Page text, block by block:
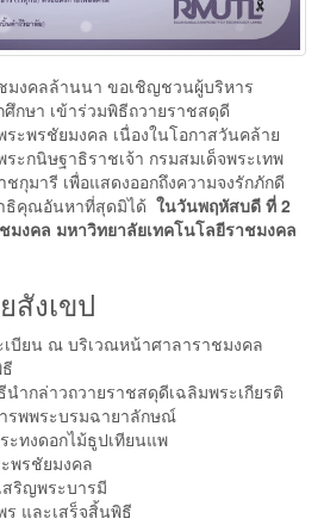
มงคลล้านนา ขอเชิญชวนผู้บริหาร
กษา เข้าร่วมพิธีถวายราชสดุดี
ระพรชัยมงคล เนื่องในโอกาสวันคล้าย
ะกนิษฐาธิราชเจ้า กรมสมเด็จพระเทพ
กุมารี เพื่อแสดงออกถึงความจงรักภักดี
ธิคุณอันหาที่สุดมิได้ ในวันพฤหัสบดี ที่ 2
มงคล มหาวิทยาลัยเทคโนโลยีราชมงคล
สังเขป
เบียน ณ บริเวณหน้าศาลาราชมงคล
ำกล่าวถวายราชสดุดีเฉลิมพระเกียรติ
รพพระบรมฉายาลักษณ์
ะทงดอกไม้ธูปเทียนแพ
พรชัยมงคล
สริญพระบารมี
และเสร็จสิ้นพิธี